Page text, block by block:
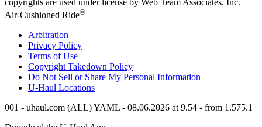
copyrights are used under license by Web Team Associates, Inc.
Air-Cushioned Ride®
Arbitration
Privacy Policy
Terms of Use
Copyright Takedown Policy
Do Not Sell or Share My Personal Information
U-Haul Locations
001 - uhaul.com (ALL) YAML - 08.06.2026 at 9.54 - from 1.575.1